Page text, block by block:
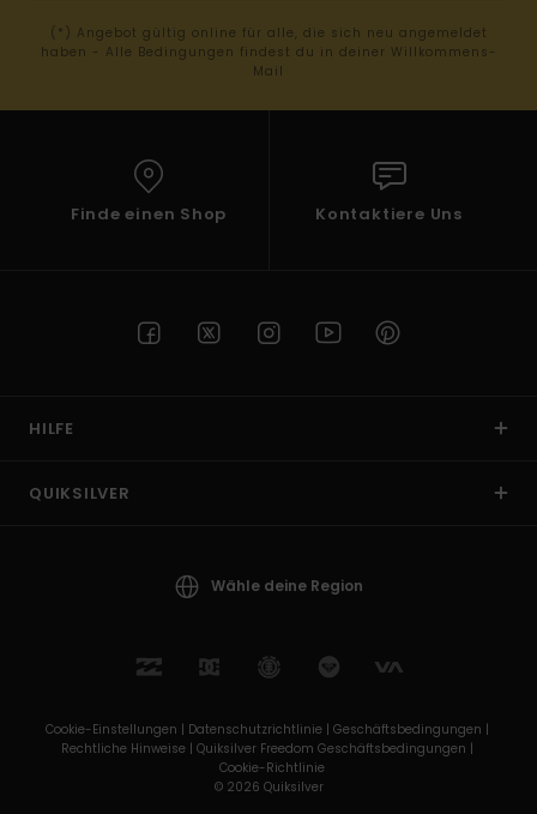
(*) Angebot gültig online für alle, die sich neu angemeldet
haben - Alle Bedingungen findest du in deiner Willkommens-
Mail
Finde einen Shop Kontaktiere Uns
HILFE
QUIKSILVER
Wähle deine Region
Cookie-Einstellungen | Datenschutzrichtlinie | Geschäftsbedingungen |
Rechtliche Hinweise | Quiksilver Freedom Geschäftsbedingungen |
Cookie-Richtlinie
© 2026 Quiksilver